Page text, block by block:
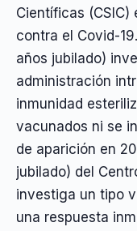
Científicas
contra el Covid-
años jubilado)
administración
inmunidad
vacunados ni se
de aparición en
jubilado) del
investiga un tipo
una respuesta